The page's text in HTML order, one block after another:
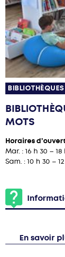
BIBLIOTHÈQUES
MOTS
Horaires
Mar. : 16 h 30 – 18
Sam. : 10 h 30 –
En savoir